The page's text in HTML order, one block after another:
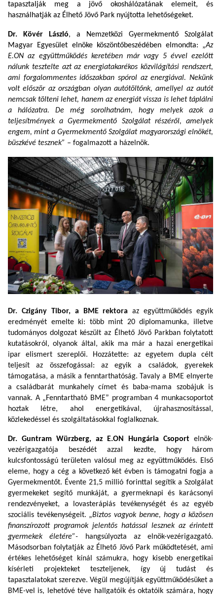
tapasztalják meg a jövő okoshálózatának elemeit, és
használhatják az Élhető Jövő Park nyújtotta lehetőségeket.
Dr. Kövér László, a Nemzetközi Gyermekmentő Szolgálat
Magyar Egyesület elnöke köszöntőbeszédében elmondta: „Az
E.ON az együttműködés keretében már vagy 5 évvel ezelőtt
nálunk tesztelte azt az energiatakarékos közvilágítási rendszert,
ami forgalommentes időszakban spórol az energiával. Nekünk
volt először az országban olyan autótöltőnk, amellyel az autót
nemcsak tölteni lehet, hanem az energiát vissza is lehet táplálni
a hálózatra. De még sorolhatnám, hogy melyek azok a
teljesítmények a Gyermekmentő Szolgálat részéről, amelyek
engem, mint a Gyermekmentő Szolgálat magyarországi elnökét,
büszkévé tesznek” – fogalmazott a házelnök.
Dr. Czigány Tibor,a BME rektoraaz együttműködés egyik
eredményét emelte ki: több mint 20 diplomamunka, illetve
tudományos dolgozat készült az Élhető Jövő Parkban folytatott
kutatásokról, olyanok által, akik ma már a hazai energetikai
ipar elismert szereplői. Hozzátette: az egyetem dupla célt
teljesít az összefogással: az egyik a családok, gyerekek
támogatása, a másik a fenntarthatóság. Tavaly a BME elnyerte
a családbarát munkahely címet és baba-mama szobájuk is
vannak. A „Fenntartható BME” programban 4 munkacsoportot
hoztak létre, ahol energetikával, újrahasznosítással,
közlekedéssel és szolgáltatásokkal foglalkoznak.
Dr. Guntram Würzberg, az E.ON Hungária Csoport elnök-
vezérigazgatója beszédét azzal kezdte, hogy három
kulcsfontosságú területen valósul meg az együttműködés. Első
eleme, hogy a cég a következő két évben is támogatni fogja a
Gyermekmentőt. Évente 21,5 millió forinttal segítik a Szolgálat
gyermekeket segítő munkáját, a gyermeknapi és karácsonyi
rendezvényeket, a lovasterápiás tevékenységét és az egyéb
szociális tevékenységeit. „Biztos vagyok benne, hogy a közösen
finanszírozott programok jelentős hatással lesznek az érintett
gyermekek életére”-
hangsúlyozta az elnök-vezérigazgató.
Másodsorban folytatják az Élhető Jövő Park működtetését, ami
értékes lehetőséget kínál számukra, hogy kisebb energetikai
kísérleti projekteket teszteljenek, így új tudást és
tapasztalatokat szerezve. Végül megújítják együttműködésüket a
BME-vel is, lehetővé téve hallgatóik és oktatóik számára, hogy